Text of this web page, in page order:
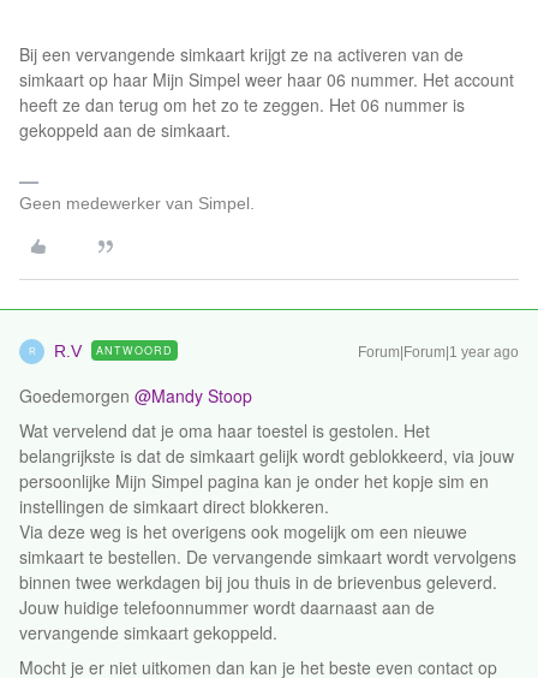
Bij een vervangende simkaart krijgt ze na activeren van de
simkaart op haar Mijn Simpel weer haar 06 nummer. Het account
heeft ze dan terug om het zo te zeggen. Het 06 nummer is
gekoppeld aan de simkaart.
Geen medewerker van Simpel.
R R.V ANTWOORD Forum|Forum|1 year ago
Goedemorgen ​ @Mandy Stoop
Wat vervelend dat je oma haar toestel is gestolen. Het
belangrijkste is dat de simkaart gelijk wordt geblokkeerd, via jouw
persoonlijke Mijn Simpel pagina kan je onder het kopje sim en
instellingen de simkaart direct blokkeren.
Via deze weg is het overigens ook mogelijk om een nieuwe
simkaart te bestellen. De vervangende simkaart wordt vervolgens
binnen twee werkdagen bij jou thuis in de brievenbus geleverd.
Jouw huidige telefoonnummer wordt daarnaast aan de
vervangende simkaart gekoppeld.
Mocht je er niet uitkomen dan kan je het beste even contact op